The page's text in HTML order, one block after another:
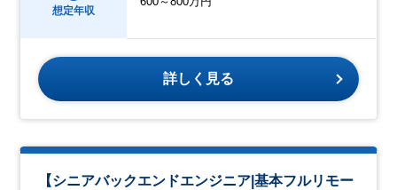
想定年収
詳しく見る
【シニアバックエンドエンジニア|基本フルリモー